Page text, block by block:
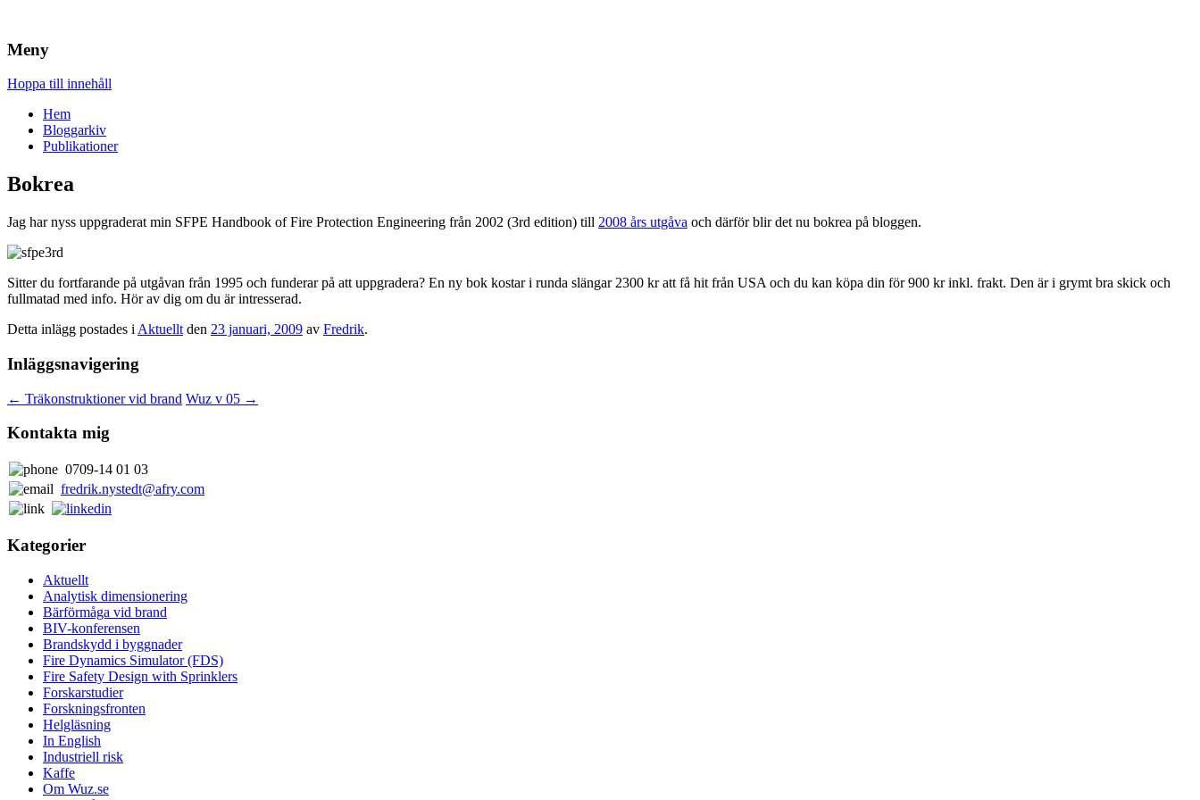
Wuz
Meny
Hoppa till innehåll
Hem
Bloggarkiv
Publikationer
Bokrea
Jag har nyss uppgraderat min SFPE Handbook of Fire Protection Engineering från 2002 (3rd edition) till 2008 års utgåva och därför blir det nu bokrea på bloggen.
Sitter du fortfarande på utgåvan från 1995 och funderar på att uppgradera? En ny bok kostar i runda slängar 2300 kr att få hit från USA och du kan köpa din för 900 kr inkl. frakt. Den är i grymt bra skick och
fullmatad med info. Hör av dig om du är intresserad.
Detta inlägg postades i Aktuellt den 23 januari, 2009 av Fredrik.
Inläggsnavigering
← Träkonstruktioner vid brand Wuz v 05 →
Kontakta mig
0709-14 01 03
fredrik.nystedt@afry.com
Kategorier
Aktuellt
Analytisk dimensionering
Bärförmåga vid brand
BIV-konferensen
Brandskydd i byggnader
Fire Dynamics Simulator (FDS)
Fire Safety Design with Sprinklers
Forskarstudier
Forskningsfronten
Helgläsning
In English
Industriell risk
Kaffe
Om Wuz.se